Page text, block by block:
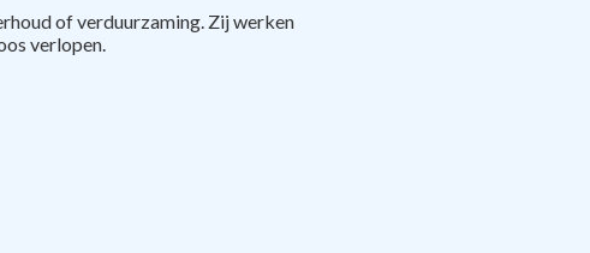
of verduurzaming. Zij werken
verlopen.